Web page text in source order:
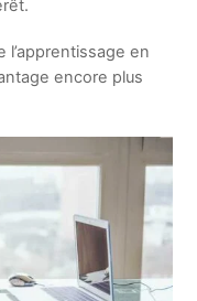
en
encore plus